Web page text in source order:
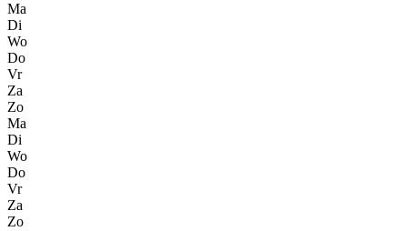
Ma
Di
Wo
Do
Vr
Za
Zo
Ma
Di
Wo
Do
Vr
Za
Zo